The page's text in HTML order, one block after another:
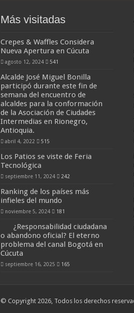
Más visitadas
Crepes & Waffles Considera
Nueva Apertura en Cúcuta
agosto 12, 2024 541
Alcalde José Miguel Bonilla
participó durante este fin de
semana del encuentro de
alcaldes para la conformación
de la Asociación de Ciudades
Intermedias en Rionegro,
Antioquia.
abril 4, 2022 515
Los Patios se viste de Feria
Tecnológica
septiembre 11, 2024 242
Ranking de los países más
infieles del mundo
noviembre 5, 2024 181
¿Responsabilidad ciudadana
o abandono oficial? El eterno
problema del canal Bogotá en
Cúcuta
septiembre 16, 2025 165
© Copyright 2026, Todos los derechos